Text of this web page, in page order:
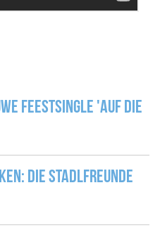
feestsingle 'Auf die
Die Stadlfreunde